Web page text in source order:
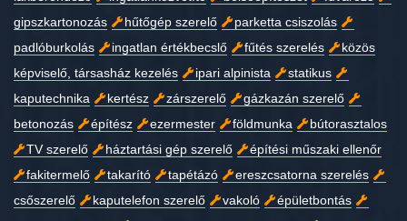
gipszkartonozás
hűtőgép szerelő
parketta csiszolás
padlóburkolás
ingatlan értékbecslő fűtés szerelés
közös
képviselő, társasház kezelés
ipari alpinista
statikus
kaputechnika
kertész zárszerelő
gázkazán szerelő
betonozás
építész ezermester földmunka
bútorasztalos
TV szerelő
háztartási gép szerelő
építési műszaki ellenőr
fakitermelő
takarító tapétázó
ereszcsatorna szerelés
csőszerelő
kaputelefon szerelő vakoló
épületbontás